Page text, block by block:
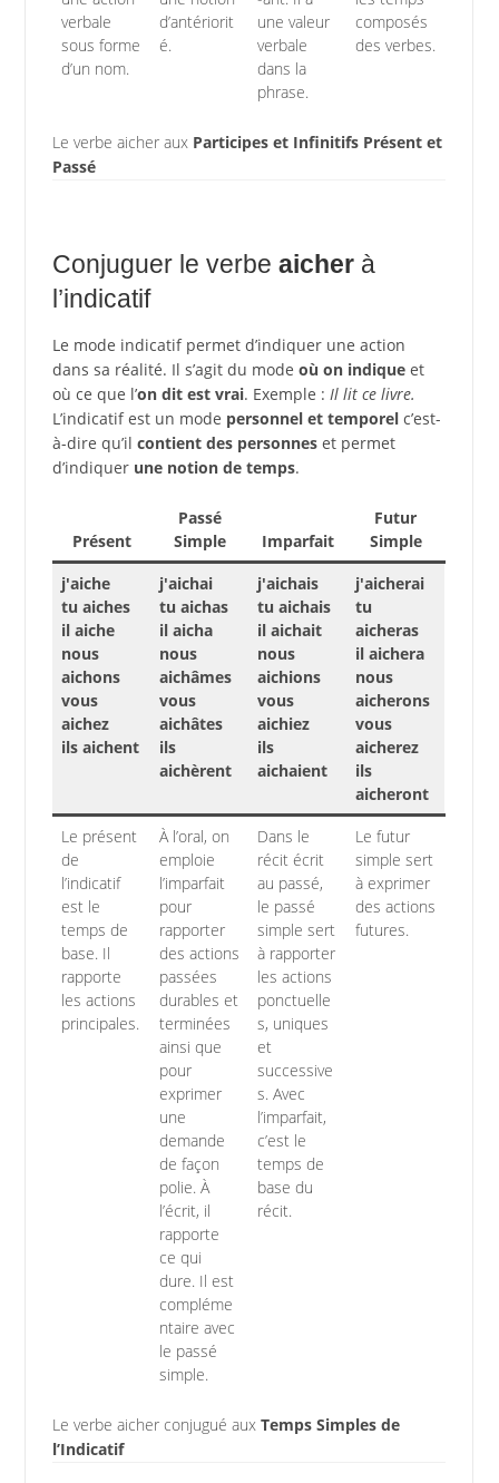
verbale
sous forme
d’un nom.
d’antériorit
é.
une valeur
verbale
dans la
phrase.
composés
des verbes.
Le verbe aicher aux Participes et Infinitifs Présent et
Passé
Conjuguer le verbe aicherà
l’indicatif
Le mode indicatif permet d’indiquer une action
dans sa réalité. Il s’agit du mode où on indiqueet
où ce que l’on dit est vrai. Exemple : Il lit ce livre.
L’indicatif est un mode personnel et temporelc’est-
à-dire qu’il contient des personneset permet
d’indiquer une notion de temps.
Présent
Passé
Simple
Imparfait
Futur
Simple
j'aiche
tu aiches
il aiche
nous
aichons
vous
aichez
ils aichent
j'aichai
tu aichas
il aicha
nous
aichâmes
vous
aichâtes
ils
aichèrent
j'aichais
tu aichais
il aichait
nous
aichions
vous
aichiez
ils
aichaient
j'aicherai
tu
aicheras
il aichera
nous
aicherons
vous
aicherez
ils
aicheront
Le présent
de
l’indicatif
est le
temps de
base. Il
rapporte
les actions
principales.
À l’oral, on
emploie
l’imparfait
pour
rapporter
des actions
passées
durables et
terminées
ainsi que
pour
exprimer
une
demande
de façon
polie. À
l’écrit, il
rapporte
ce qui
dure. Il est
compléme
ntaire avec
le passé
simple.
Dans le
récit écrit
au passé,
le passé
simple sert
à rapporter
les actions
ponctuelle
s, uniques
et
successive
s. Avec
l’imparfait,
c’est le
temps de
base du
récit.
Le futur
simple sert
à exprimer
des actions
futures.
Le verbe aicher conjugué aux Temps Simples de
l’Indicatif